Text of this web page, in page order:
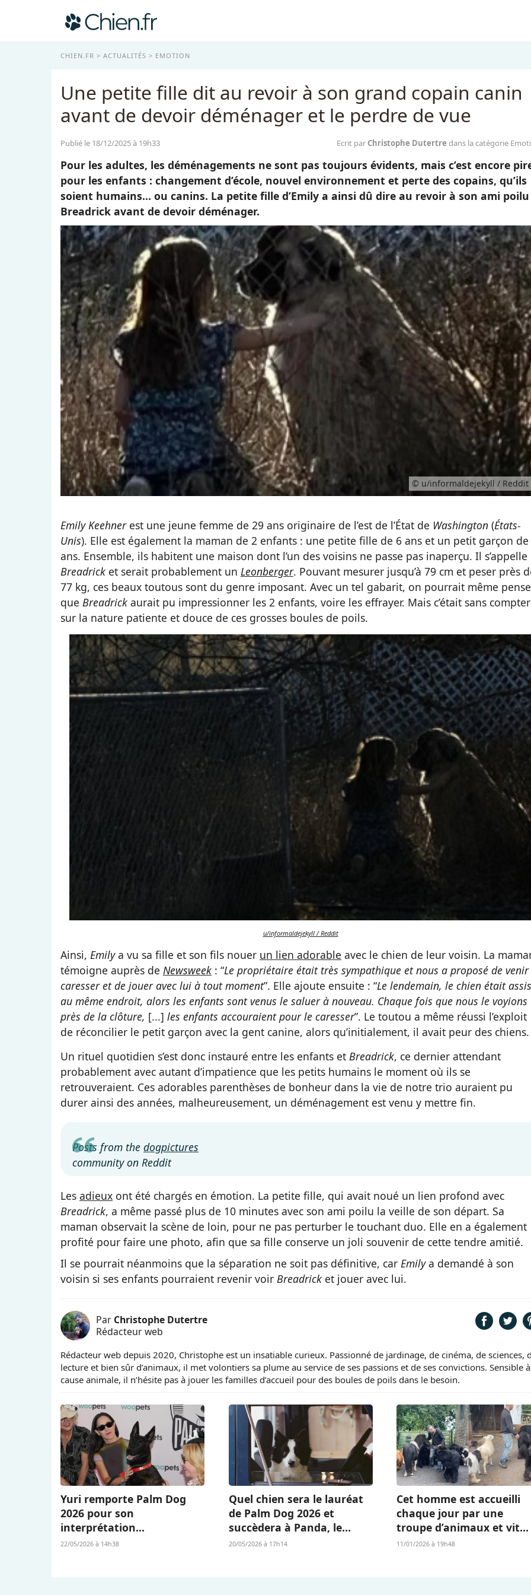
CHIEN.FR ACTUALITÉS EMOTION
Une petite fille dit au revoir à son grand copain canin
avant de devoir déménager et le perdre de vue
Publié le 18/12/2025 à 19h33 Ecrit par Christophe Dutertre dans la catégorie
Pour les adultes, les déménagements ne sont pas toujours évidents, mais c’est encore
pour les enfants : changement d’école, nouvel environnement et perte des copains, qu’ils
soient humains… ou canins. La petite fille d’Emily a ainsi dû dire au revoir à son ami poilu
Breadrick avant de devoir déménager.
© u/informaldejekyll / Reddit
Emily Keehnerest une jeune femme de 29 ans originaire de l’est de l’État de Washington (États-
Unis). Elle est également la maman de 2 enfants : une petite fille de 6 ans et un petit garçon de
ans. Ensemble, ils habitent une maison dont l’un des voisins ne passe pas inaperçu. Il s’appelle
Breadrick et serait probablement un Leonberger. Pouvant mesurer jusqu’à 79 cm et peser près
77 kg, ces beaux toutous sont du genre imposant. Avec un tel gabarit, on pourrait même
que Breadrick aurait pu impressionner les 2 enfants, voire les effrayer. Mais c’était sans compter
sur la nature patiente et douce de ces grosses boules de poils.
u/informaldejekyll / Reddit
Ainsi, Emilya vu sa fille et son fils nouer un lien adorable avec le chien de leur voisin. La
témoigne auprès de Newsweek : “Le propriétaire était très sympathique et nous a proposé de
caresser et de jouer avec lui à tout moment”. Elle ajoute ensuite : “Le lendemain, le chien était assis
au même endroit, alors les enfants sont venus le saluer à nouveau. Chaque fois que nous le voyions
près de la clôture, [...] les enfants accouraient pour le caresser”. Le toutou a même réussi l’exploit
de réconcilier le petit garçon avec la gent canine, alors qu’initialement, il avait peur des chiens.
Un rituel quotidien s’est donc instauré entre les enfants et Breadrick, ce dernier attendant
probablement avec autant d’impatience que les petits humains le moment où ils se
retrouveraient. Ces adorables parenthèses de bonheur dans la vie de notre trio auraient pu
durer ainsi des années, malheureusement, un déménagement est venu y mettre fin.
Posts from the dogpictures
community on Reddit
Les adieux ont été chargés en émotion. La petite fille, qui avait noué un lien profond avec
Breadrick, a même passé plus de 10 minutes avec son ami poilu la veille de son départ. Sa
maman observait la scène de loin, pour ne pas perturber le touchant duo. Elle en a également
profité pour faire une photo, afin que sa fille conserve un joli souvenir de cette tendre amitié.
Il se pourrait néanmoins que la séparation ne soit pas définitive, car Emilya demandé à son
voisin si ses enfants pourraient revenir voir Breadrick et jouer avec lui.
Par Christophe Dutertre
Rédacteur web
Rédacteur web depuis 2020, Christophe est un insatiable curieux. Passionné de jardinage, de cinéma, de sciences,
lecture et bien sûr d’animaux, il met volontiers sa plume au service de ses passions et de ses convictions. Sensible
cause animale, il n’hésite pas à jouer les familles d’accueil pour des boules de poils dans le besoin.
Yuri remporte Palm Dog
2026 pour son
interprétation
bouleversante dans « La
22/05/2026 à 14h38
Quel chien sera le lauréat
de Palm Dog 2026 et
succèdera à Panda, le
Berger Islandais de «
20/05/2026 à 17h14
Cet homme est accueilli
chaque jour par une
troupe d’animaux et vit
l’existence dont beaucoup
11/01/2026 à 19h48